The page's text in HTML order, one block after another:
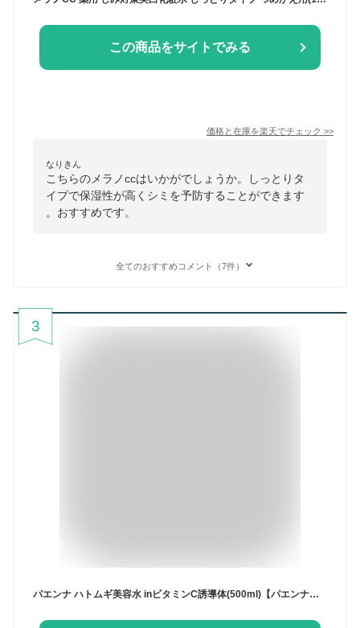
この商品をサイトでみる
価格と在庫を楽天でチェック >>
なりきん
こちらのメラノccはいかがでしょうか。しっとりタ
イプで保湿性が高くシミを予防することができます
。おすすめです。
全てのおすすめコメント（7件）
3
パエンナ ハトムギ美容水 inビタミンC誘導体(500ml)【パエンナ】[ハトムギ ビタミン]